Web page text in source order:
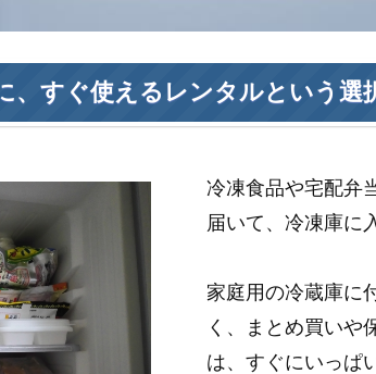
、すぐ使えるレンタルという選
冷凍食品や宅配弁
届いて、冷凍庫に
家庭用の冷蔵庫に
く、まとめ買いや
は、すぐにいっぱ